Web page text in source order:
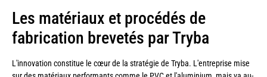
Les matériaux et procédés de
fabrication brevetés par Tryba
L'innovation constitue le cœur de la stratégie de Tryba. L'entreprise mise